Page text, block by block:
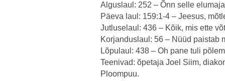
Alguslaul: 252 – Õnn selle
Päeva laul: 159:1-4 – Jeesus,
Jutluselaul: 436 – Kõik, mis ette
Korjanduslaul: 56 – Nüüd paistab
Lõpulaul: 438 – Oh pane tuli
Teenivad: õpetaja Joel Siim,
Ploompuu.